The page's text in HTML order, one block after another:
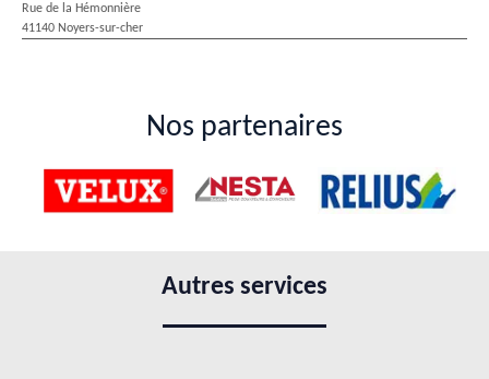
Rue de la Hémonnière
41140 Noyers-sur-cher
Nos partenaires
Autres services